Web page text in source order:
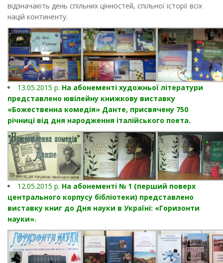
відзначають день спільних цінностей, спільної історії всіх
націй континенту.
13.05.2015 р. На абонементі художньої літератури
представлено ювілейну книжкову виставку
«Божественна комедія» Данте, присвячену 750
річниці від дня народження італійського поета.
12.05.2015 р. На абонементі № 1 (перший поверх
центрального корпусу бібліотеки) представлено
виставку книг до Дня науки в Україні: «Горизонти
науки».